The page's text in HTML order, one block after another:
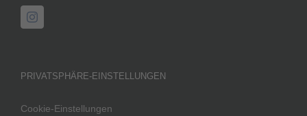
PRIVATSPHÄRE-EINSTELLUNGEN
Cookie-Einstellungen